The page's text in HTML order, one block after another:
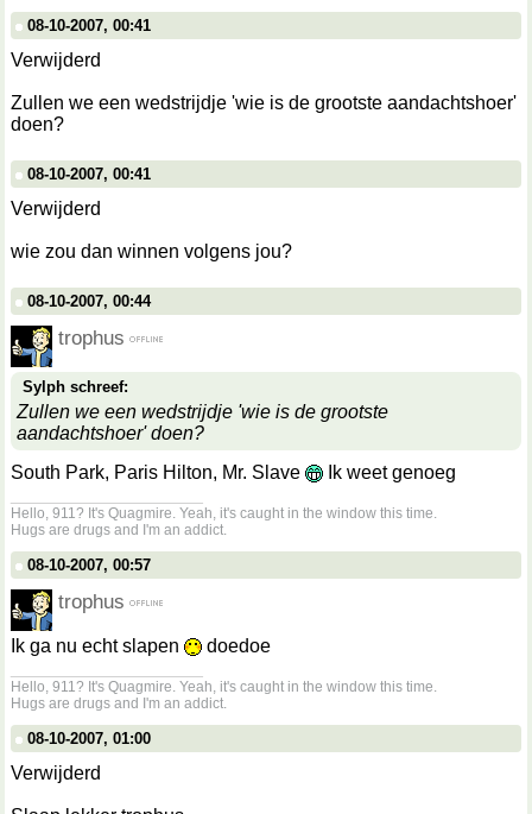
08-10-2007, 00:41
Verwijderd
Zullen we een wedstrijdje 'wie is de grootste aandachtshoer'
doen?
08-10-2007, 00:41
Verwijderd
wie zou dan winnen volgens jou?
08-10-2007, 00:44
trophus
Sylph schreef:
Zullen we een wedstrijdje 'wie is de grootste
aandachtshoer' doen?
South Park, Paris Hilton, Mr. Slave
Ik weet genoeg
Hello, 911? It's Quagmire. Yeah, it's caught in the window this time.
Hugs are drugs and I'm an addict.
08-10-2007, 00:57
trophus
Ik ga nu echt slapen
doedoe
Hello, 911? It's Quagmire. Yeah, it's caught in the window this time.
Hugs are drugs and I'm an addict.
08-10-2007, 01:00
Verwijderd